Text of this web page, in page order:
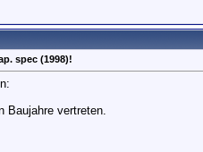
spec (1998)!
Baujahre vertreten.